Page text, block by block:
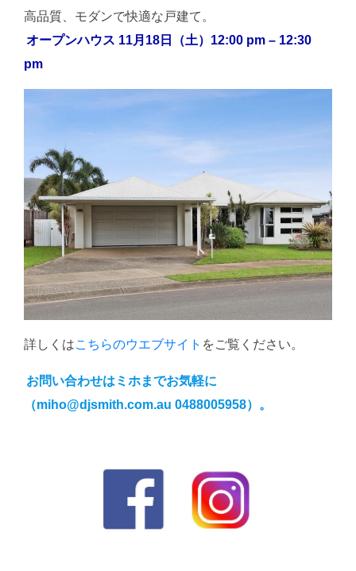
高品質、モダンで快適な戸建て。
オープンハウス 11月18日（土）12:00 pm – 12:30
pm
詳しくはこちらのウエブサイト をご覧ください。
お問い合わせはミホまでお気軽に
（miho@djsmith.com.au 0488005958）。